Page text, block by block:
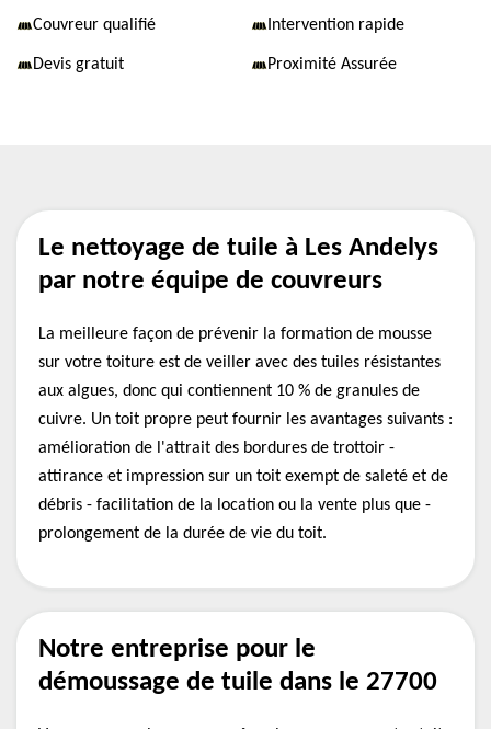
Couvreur qualifié Intervention rapide
Devis gratuit Proximité Assurée
Le nettoyage de tuile à Les Andelys
par notre équipe de couvreurs
La meilleure façon de prévenir la formation de mousse
sur votre toiture est de veiller avec des tuiles résistantes
aux algues, donc qui contiennent 10 % de granules de
cuivre. Un toit propre peut fournir les avantages suivants :
amélioration de l'attrait des bordures de trottoir -
attirance et impression sur un toit exempt de saleté et de
débris - facilitation de la location ou la vente plus que -
prolongement de la durée de vie du toit.
Notre entreprise pour le
démoussage de tuile dans le 27700